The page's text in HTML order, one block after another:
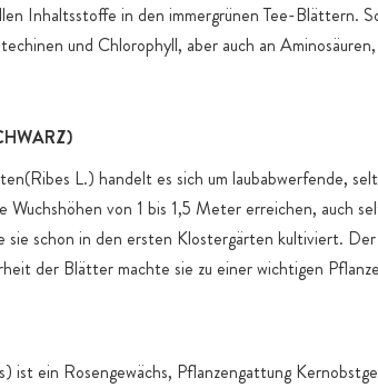
Inhaltsstoffe in den immergrünen Tee-Blättern.
und Chlorophyll, aber auch an
L.) handelt es sich um laubabwerfende,
Wuchshöhen von 1 bis 1,5 Meter erreichen, auch
sie schon in den ersten Klostergärten kultiviert.
der Blätter machte sie zu einer wichtigen
ist ein Rosengewächs, Pflanzengattung